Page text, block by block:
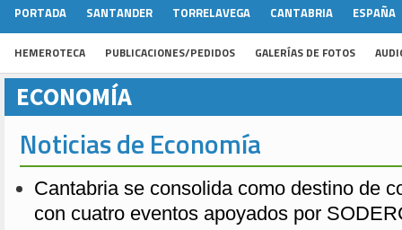
PORTADA SANTANDER TORRELAVEGA CANTABRIA ESPAÑA
HEMEROTECA PUBLICACIONES/PEDIDOS GALERÍAS DE FOTOS
ECONOMÍA
Noticias de Economía
Cantabria se consolida como destino de
con cuatro eventos apoyados por